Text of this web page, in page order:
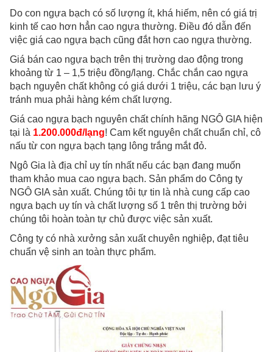
Do con ngựa bạch có số lượng ít, khá hiếm, nên có giá trị
kinh tế cao hơn hẳn cao ngựa thường. Điều đó dẫn đến
việc giá cao ngựa bạch cũng đắt hơn cao ngựa thường.
Giá bán cao ngựa bạch trên thị trường dao động trong
khoảng từ 1 – 1,5 triệu đồng/lạng. Chắc chắn cao ngựa
bạch nguyên chất không có giá dưới 1 triệu, các bạn lưu ý
tránh mua phải hàng kém chất lượng.
Giá cao ngựa bạch nguyên chất chính hãng NGÔ GIA hiện
tại là 1.200.000đ/lạng! Cam kết nguyên chất chuẩn chỉ, cô
nấu từ con ngựa bạch tạng lông trắng mắt đỏ.
Ngô Gia là địa chỉ uy tín nhất nếu các bạn đang muốn
tham khảo mua cao ngựa bạch. Sản phẩm do Công ty
NGÔ GIA sản xuất. Chúng tôi tự tin là nhà cung cấp cao
ngựa bạch uy tín và chất lượng số 1 trên thị trường bởi
chúng tôi hoàn toàn tự chủ được việc sản xuất.
Công ty có nhà xưởng sản xuất chuyên nghiệp, đạt tiêu
chuẩn vệ sinh an toàn thực phẩm.